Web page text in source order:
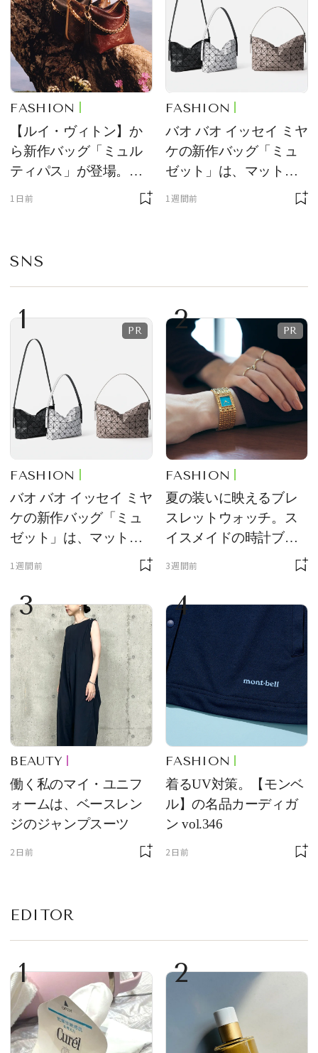
FASHION
【ルイ・ヴィトン】か
ら新作バッグ「ミュル
ティパス」が登場。ミ
ニサイズもラインナッ
1日前
FASHION
バオ バオ イッセイ ミヤ
ケの新作バッグ「ミュ
ゼット」は、マットな
1週間前
SNS
1
FASHION
バオ バオ イッセイ ミヤ
ケの新作バッグ「ミュ
ゼット」は、マットな
1週間前
2
FASHION
夏の装いに映えるブレ
スレットウォッチ。ス
イスメイドの時計ブラ
ンド【フレデリック・
をレビュー。【それい
け！ 良品ハンター】
3週間前
3
BEAUTY
働く私のマイ・ユニフ
ォームは、ベースレン
ジのジャンプスーツ
2日前
4
FASHION
着るUV対策。【モンベ
ル】の名品カーディガ
ン vol.346
2日前
EDITOR
1 2